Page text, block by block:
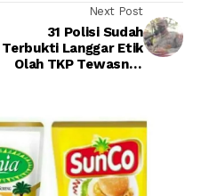
Next Post
31 Polisi Sudah
Terbukti Langgar Etik
Olah TKP Tewasnya